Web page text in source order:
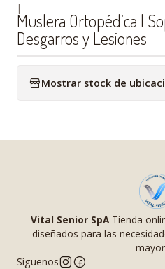
|
Muslera Ortopédica |
Desgarros y Lesiones
Mostrar stock de
Vital Senior SpATienda
diseñados para las
Síguenos